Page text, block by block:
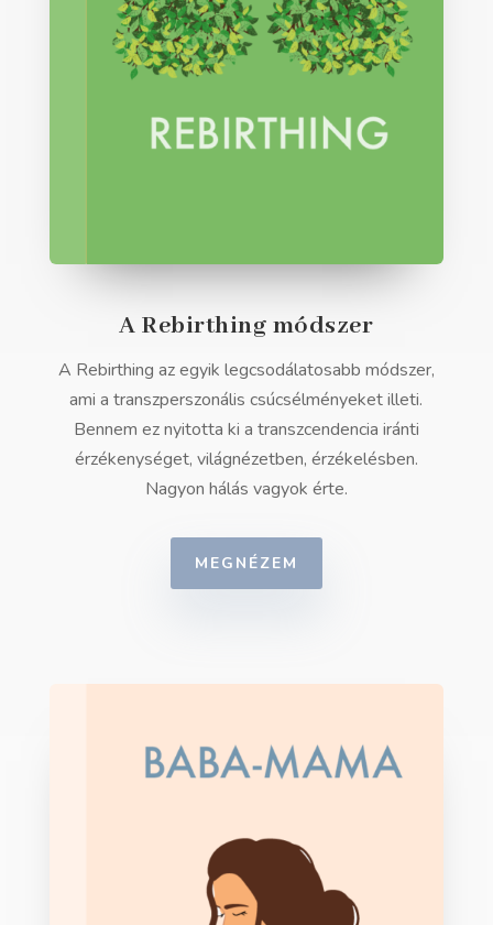
A Rebirthing módszer
A Rebirthing az egyik legcsodálatosabb módszer,
ami a transzperszonális csúcsélményeket illeti.
Bennem ez nyitotta ki a transzcendencia iránti
érzékenységet, világnézetben, érzékelésben.
Nagyon hálás vagyok érte.
MEGNÉZEM